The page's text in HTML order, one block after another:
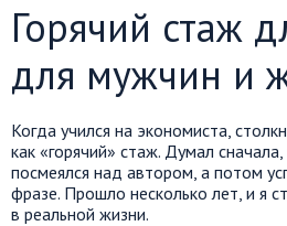
Горячий стаж
для мужчин и
Когда учился на экономиста,
как «горячий» стаж. Думал
посмеялся над автором, а потом
фразе. Прошло несколько лет, и я
в реальной жизни.